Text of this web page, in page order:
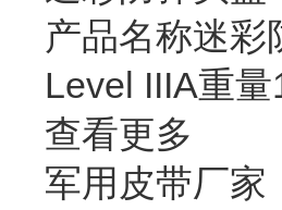
产品名称迷
Level IIIA重
查看更多
军用皮带厂家